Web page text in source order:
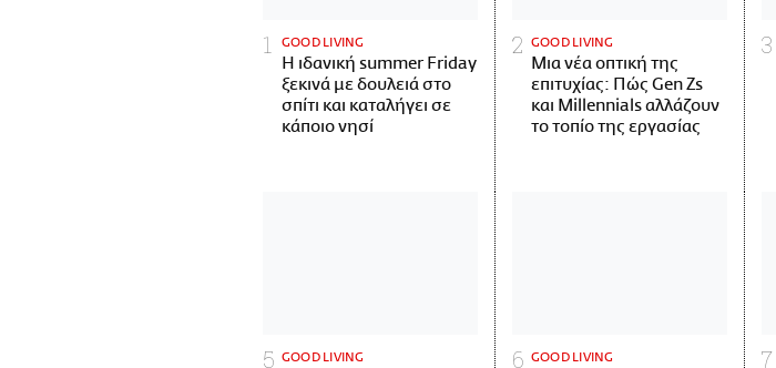
GOOD LIVING
Η ιδανική summer Friday
ξεκινά με δουλειά στο
σπίτι και καταλήγει σε
κάποιο νησί
GOOD LIVING
Μια νέα οπτική της
επιτυχίας: Πώς Gen Zs
και Millennials αλλάζουν
το τοπίο της εργασίας
GOOD LIVING GOOD LIVING